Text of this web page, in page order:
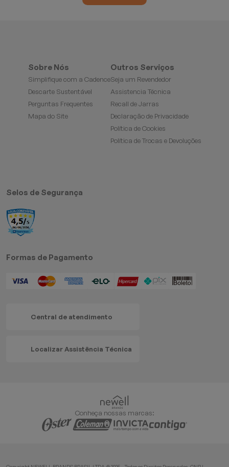
Sobre Nós
Simplifique com a Cadence
Descarte Sustentável
Perguntas Frequentes
Mapa do Site
Outros Serviços
Seja um Revendedor
Assistencia Técnica
Recall de Jarras
Declaração de Privacidade
Política de Cookies
Política de Trocas e Devoluções
Selos de Segurança
Formas de Pagamento
Central de atendimento
Localizar Assistência Técnica
Conheça nossas marcas: